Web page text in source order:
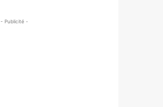
- Publicité -